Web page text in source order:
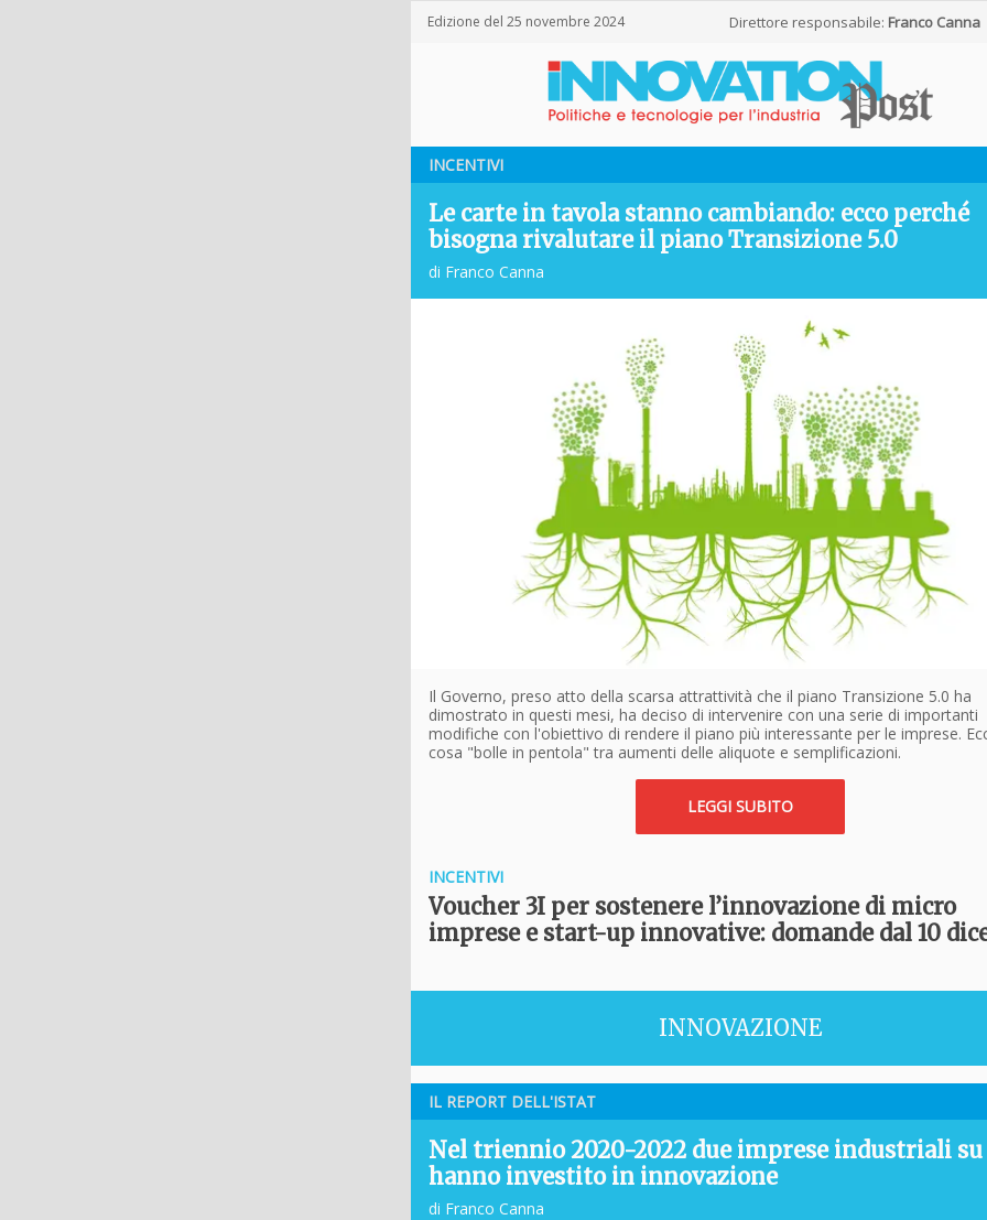
Edizione del 25 novembre 2024 Direttore responsabile: Franco Canna
INCENTIVI
Le carte in tavola stanno cambiando: ecco perché
bisogna rivalutare il piano Transizione 5.0
di Franco Canna
Il Governo, preso atto della scarsa attrattività che il piano Transizione 5.0 ha
dimostrato in questi mesi, ha deciso di intervenire con una serie di importanti
modifiche con l'obiettivo di rendere il piano più interessante per le imprese.
cosa "bolle in pentola" tra aumenti delle aliquote e semplificazioni.
LEGGI SUBITO
INCENTIVI
Voucher 3I per sostenere l’innovazione di micro
imprese e start-up innovative: domande dal 10
INNOVAZIONE
IL REPORT DELL'ISTAT
Nel triennio 2020-2022 due imprese industriali
hanno investito in innovazione
di Franco Canna